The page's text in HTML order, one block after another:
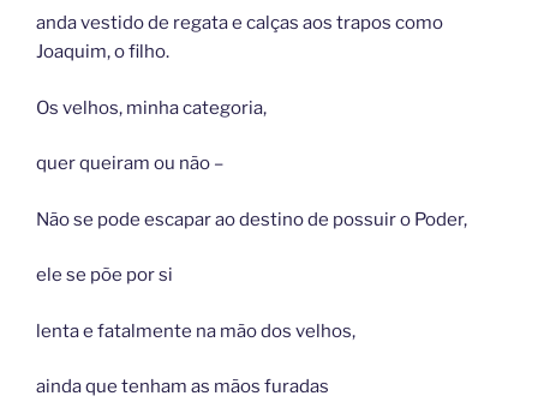
anda vestido de regata e calças aos trapos como
Joaquim, o filho.
Os velhos, minha categoria,
quer queiram ou não –
Não se pode escapar ao destino de possuir o Poder,
ele se põe por si
lenta e fatalmente na mão dos velhos,
ainda que tenham as mãos furadas